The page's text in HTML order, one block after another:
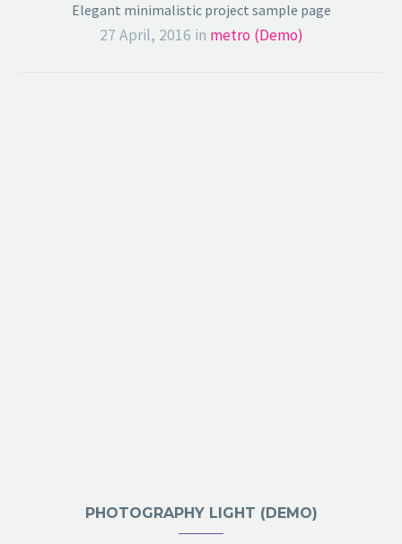
Elegant minimalistic project sample page
27 April, 2016 in metro (Demo)
PHOTOGRAPHY LIGHT (DEMO)